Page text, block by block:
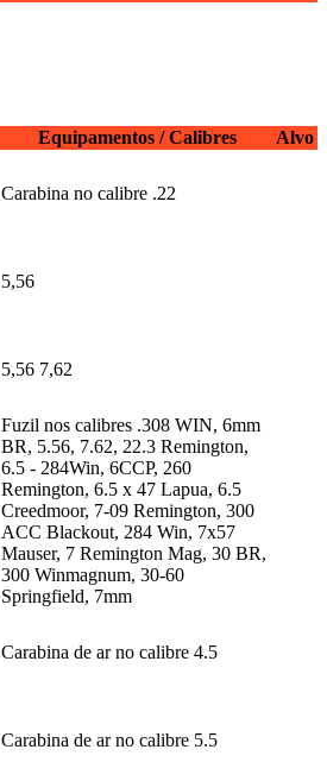
Equipamentos / Calibres Alvo
Carabina no calibre .22
5,56
5,56 7,62
Fuzil nos calibres .308 WIN, 6mm
BR, 5.56, 7.62, 22.3 Remington,
6.5 - 284Win, 6CCP, 260
Remington, 6.5 x 47 Lapua, 6.5
Creedmoor, 7-09 Remington, 300
ACC Blackout, 284 Win, 7x57
Mauser, 7 Remington Mag, 30 BR,
300 Winmagnum, 30-60
Springfield, 7mm
Carabina de ar no calibre 4.5
Carabina de ar no calibre 5.5